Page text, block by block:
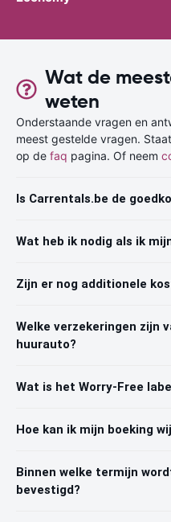
Wat de
weten
Onderstaande vragen en
meest gestelde vragen.
op de faq pagina. Of neem
Is Carrentals.be de
Wat heb ik nodig als ik
Zijn er nog additionele
Welke verzekeringen zijn
huurauto?
Wat is het Worry-Free
Hoe kan ik mijn boeking
Binnen welke termijn
bevestigd?